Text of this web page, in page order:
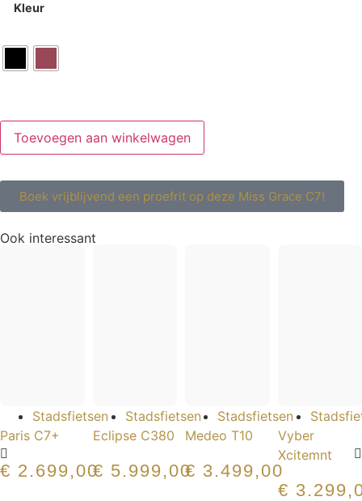
Kleur
Toevoegen aan winkelwagen
Boek vrijblijvend een proefrit op deze Miss Grace C7!
Ook interessant
Stadsfietsen
Paris C7+
€ 2.699,00
Stadsfietsen
Eclipse C380
€ 5.999,00
Stadsfietsen
Medeo T10
€ 3.499,00
Vyber
Xcitemnt
€